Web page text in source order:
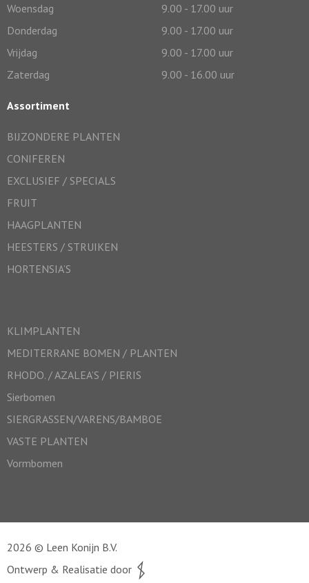
Woensdag
9.00 - 17.00 uur
Donderdag
9.00 - 17.00 uur
Vrijdag
9.00 - 17.00 uur
Zaterdag
9.00 - 16.00 uur
Assortiment
BIJZONDERE PLANTEN
CONIFEREN
EXCLUSIEF / SPECIALS
FRUIT
HAAGPLANTEN
HEESTERS / STRUIKEN
HORTENSIA’S
KLIMPLANTEN
MEDITERRANE BOMEN / PLANTEN
RHODO. / AZALEA’S / PIERIS
Sierbomen
SIERGRASSEN/VARENS/BAMBOE
VASTE PLANTEN
Vormbomen
2026 © Leen Konijn B.V.
Ontwerp & Realisatie door